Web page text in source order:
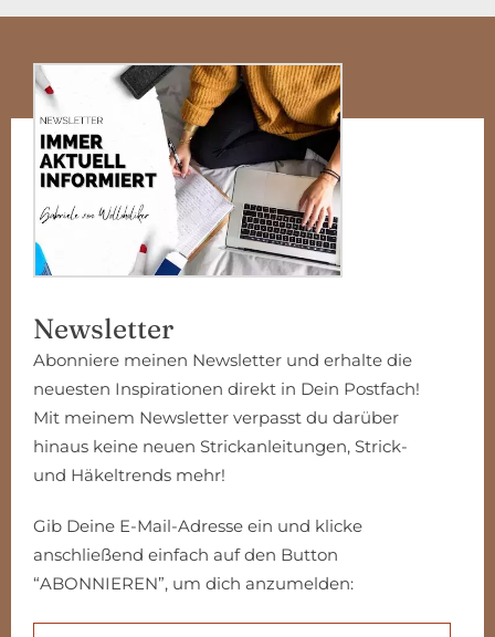
WOLLOHOLIKER
Newsletter
Abonniere meinen Newsletter und erhalte die
neuesten Inspirationen direkt in Dein Postfach!
Mit meinem Newsletter verpasst du darüber
hinaus keine neuen Strickanleitungen, Strick-
und Häkeltrends mehr!
Gib Deine E-Mail-Adresse ein und klicke
anschließend einfach auf den Button
“ABONNIEREN”, um dich anzumelden: